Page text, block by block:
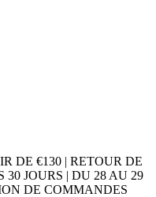
DE €130 | RETOUR DE
JOURS | DU 28 AU 29
DE COMMANDES